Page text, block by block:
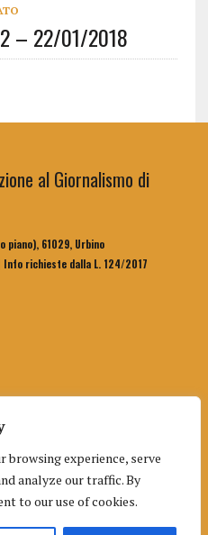
browsing experience, serve
analyze our traffic. By
to our use of cookies.
– 22/01/2018
al Giornalismo di
piano), 61029, Urbino
Info richieste dalla L. 124/2017